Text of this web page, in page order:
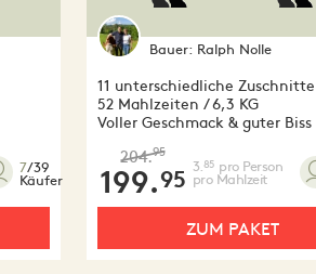
7/39
Käufer
Bauer: Ralph Nolle
11 unterschiedliche Zuschnitte
52 Mahlzeiten / 6,3 KG
Voller Geschmack & guter Biss
204.95
199.95 3. 85 pro Person
pro Mahlzeit
ZUM PAKET